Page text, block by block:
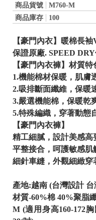
商品貨號
M760-M
商品庫存
100
【豪門內衣】暖棉長
保證原廠. SPEED
【豪門內衣褲】材質特
1.機能棉材保暖，肌膚
2.吸排斷面纖維，保暖
3.嚴選機能棉，保暖乾
5.特殊編織，穿著動態
【豪門內衣褲】
精工細膩，設計美感高
平整接合，呵護敏感肌
細針車縫，外觀細緻穿
產地:越南 (台灣設計
材質-60%棉 40%聚脂
M (適用身高160-172